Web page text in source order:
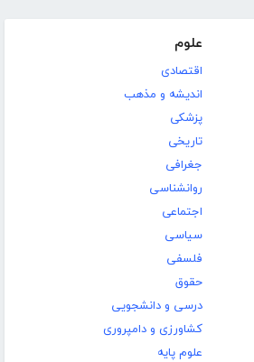
علوم
اقتصادی
اندیشه و مذهب
پزشکی
تاریخی
جغرافی
روانشناسی
اجتماعی
سیاسی
فلسفی
حقوق
درسی و دانشجویی
کشاورزی و دامپروری
علوم پایه